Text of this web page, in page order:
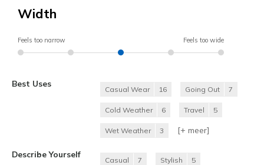
Width
Feels too narrow Feels too wide
Best Uses
Casual Wear 16 Going Out 7
Cold Weather 6 Travel 5
Wet Weather 3 [+ meer]
Describe Yourself
Casual 7 Stylish 5